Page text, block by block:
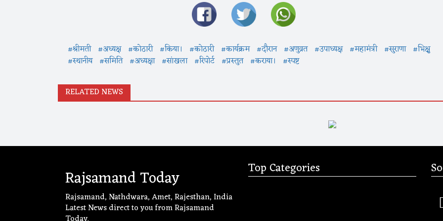
#श्रीमती #अध्यक्ष #कोठारी #किया। #कोठारी #कार्यक्रम #दौरान #अणुव्रत #उपाध्यक्ष #महामंत्री #सुराणा #भिक्षु
#स्थानीय #समिति #अध्यक्षा #सांखला #रिपोर्ट #प्रस्तुत #कराया। #स्पष्ट
RELATED NEWS
Rajsamand Today
Rajsamand, Nathdwara, Amet, Rajesthan, India
Latest News direct to you from Rajsamand
Top Categories